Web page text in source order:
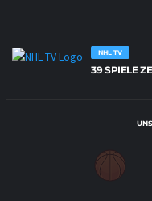
NHL TV
39 SPIELE